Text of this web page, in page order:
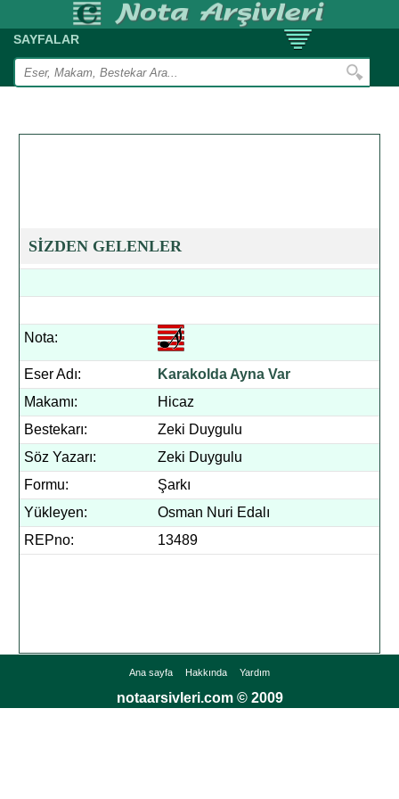
SAYFALAR
SİZDEN GELENLER
Nota:
Eser Adı:
Karakolda Ayna Var
Makamı:
Hicaz
Bestekarı:
Zeki Duygulu
Söz Yazarı:
Zeki Duygulu
Formu:
Şarkı
Yükleyen:
Osman Nuri Edalı
REPno:
13489
Ana sayfa Hakkında Yardım
notaarsivleri.com © 2009